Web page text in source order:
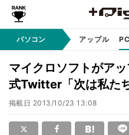
パソコンWindows アップル
マイクロソフトがア
式Twitter「次は私た
掲載日 2013/10/23 13:08